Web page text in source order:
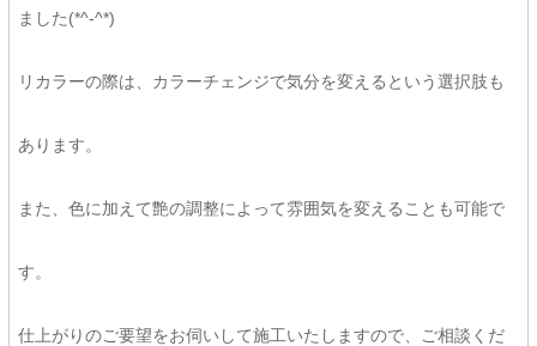
ました(*^-^*)
リカラーの際は、カラーチェンジで気分を変えるという選択肢も
あります。
また、色に加えて艶の調整によって雰囲気を変えることも可能で
す。
仕上がりのご要望をお伺いして施工いたしますので、ご相談くだ